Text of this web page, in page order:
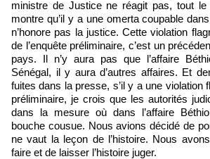
ministre de Justice ne réagit pas, tout
montre qu’il y a une omerta coupable
n’honore pas la justice. Cette violation
de l’enquête préliminaire, c’est un
pays. Il n’y aura pas que l’affaire
Sénégal, il y aura d’autres affaires. Et
fuites dans la presse, s’il y a une violation
préliminaire, je crois que les autorités
dans la mesure où dans l’affaire
bouche cousue. Nous avions décidé de
ne vaut la leçon de l’histoire. Nous
faire et de laisser l’histoire juger.